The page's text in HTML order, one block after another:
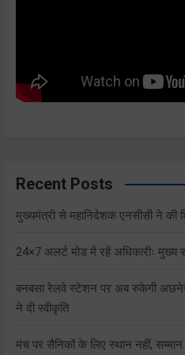
Recent Posts
मुख्यमंत्री से महानिदेशक एनसीसी ने की
24×7 अलर्ट मोड में रहें अधिकारीः मुख्य
बनबसा रेलवे स्टेशन पर अब रुकेगी
ने दी स्वीकृति
मंच पर सैनिकों के लिए स्थान नहीं,